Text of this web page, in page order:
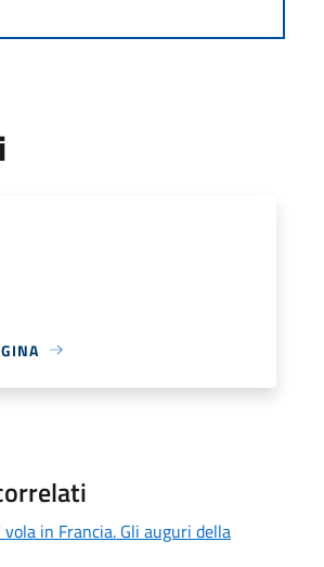
vola in Francia. Gli auguri della